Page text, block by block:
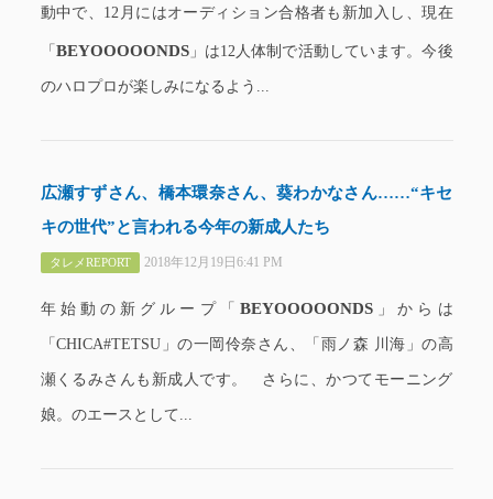
動中で、12月にはオーディション合格者も新加入し、現在
「 BEYOOOOONDS」は12人体制で活動しています。今後
のハロプロが楽しみになるよう...
広瀬すずさん、橋本環奈さん、葵わかなさん……“キセ
キの世代”と言われる今年の新成人たち
タレメREPORT 2018年12月19日6:41 PM
年始動の新グループ「 BEYOOOOONDS」からは
「CHICA#TETSU」の一岡伶奈さん、「雨ノ森 川海」の高
瀬くるみさんも新成人です。 さらに、かつてモーニング
娘。のエースとして...